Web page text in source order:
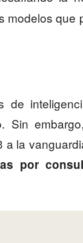
modelos que
de
Sin
la
por